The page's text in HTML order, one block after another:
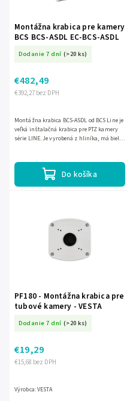
Montážna krabica pre kamery
BCS BCS-ASDL EC-BCS-ASDL
Dodanie 7 dní (>20 ks)
€392,27 bez DPH
€482,49
Do košíka
Montážna krabica BCS-ASDL od BCS Line je
veľká inštalačná krabica pre PTZ kamery
série LINE. Je vyrobená z hliníka, má biely
PF180 - Montážna krabica pre
tubové kamery - VESTA
Dodanie 7 dní (>20 ks)
€15,68 bez DPH
€19,29
Výrobca: VESTA